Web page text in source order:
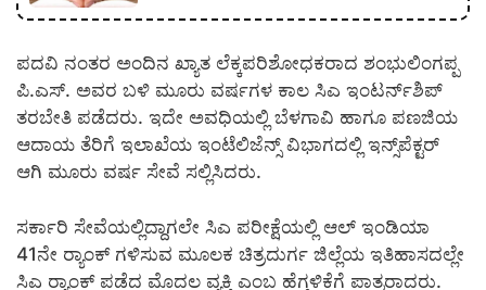
ಪದವಿ ನಂತರ ಅಂದಿನ ಖ್ಯಾತ ಲೆಕ್ಕಪರಿಶೋಧಕರಾದ ಶಂಭುಲಿಂಗಪ್ಪ
ಪಿ.ಎಸ್. ಅವರ ಬಳಿ ಮೂರು ವರ್ಷಗಳ ಕಾಲ ಸಿಎ ಇಂಟರ್ನ್‌ಶಿಪ್
ತರಬೇತಿ ಪಡೆದರು. ಇದೇ ಅವಧಿಯಲ್ಲಿ ಬೆಳಗಾವಿ ಹಾಗೂ ಪಣಜಿಯ
ಆದಾಯ ತೆರಿಗೆ ಇಲಾಖೆಯ ಇಂಟೆಲಿಜೆನ್ಸ್ ವಿಭಾಗದಲ್ಲಿ ಇನ್ಸ್‌ಪೆಕ್ಟರ್
ಆಗಿ ಮೂರು ವರ್ಷ ಸೇವೆ ಸಲ್ಲಿಸಿದರು.
ಸರ್ಕಾರಿ ಸೇವೆಯಲ್ಲಿದ್ದಾಗಲೇ ಸಿಎ ಪರೀಕ್ಷೆಯಲ್ಲಿ ಆಲ್ ಇಂಡಿಯಾ
41ನೇ ರ‌್ಯಾಂಕ್ ಗಳಿಸುವ ಮೂಲಕ ಚಿತ್ರದುರ್ಗ ಜಿಲ್ಲೆಯ ಇತಿಹಾಸದಲ್ಲೇ
ಸಿಎ ರ‌್ಯಾಂಕ್ ಪಡೆದ ಮೊದಲ ವ್ಯಕ್ತಿ ಎಂಬ ಹೆಗ್ಗಳಿಕೆಗೆ ಪಾತ್ರರಾದರು.